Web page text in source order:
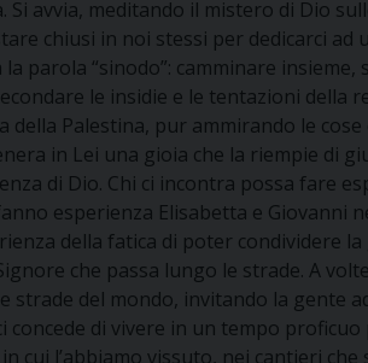
Si avvia, meditando il mistero di Dio
chiusi in noi stessi per dedicarci
la parola “sinodo”: camminare
le insidie e le tentazioni
della Palestina, pur ammirando le
in Lei una gioia che la riempie di
di Dio. Chi ci incontra possa fare
esperienza Elisabetta e Giovanni
della fatica di poter condividere
che passa lungo le strade. A
strade del mondo, invitando la gente
concede di vivere in un tempo
cui l’abbiamo vissuto, nei cantieri